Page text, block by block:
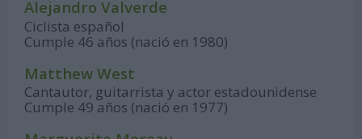
Alejandro Valverde
Ciclista español
Cumple 46 años (nació en 1980)
Matthew West
Cantautor, guitarrista y actor estadounidense
Cumple 49 años (nació en 1977)